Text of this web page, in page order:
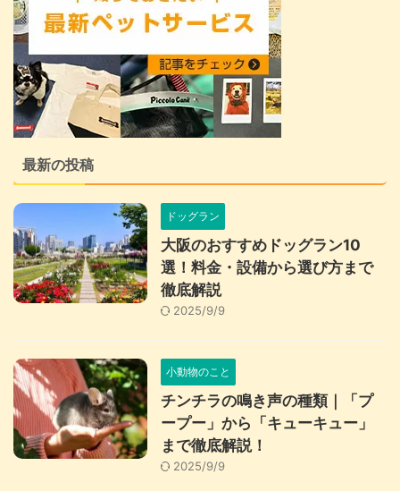
最新の投稿
ドッグラン
大阪のおすすめドッグラン10
選！料金・設備から選び方まで
徹底解説
2025/9/9
小動物のこと
チンチラの鳴き声の種類｜「プ
ープー」から「キューキュー」
まで徹底解説！
2025/9/9